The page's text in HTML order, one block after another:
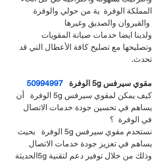
المملكة الوفرة  ية من حولي والوفرة
والقيروان والصديق وغيرها
ولدينا ايضا خدمات صيانة المقويات
وتصليحها مع تصليح كافة الأعطال التي قد
تحدث.
مقوي سيرفس 5g الوفرة
50994997
كيف يمكن لمقوي سيرفس 5g الوفرة   أن
يساهم في تحسين جودة خدمات الاتصال
في الوفرة  ؟
نستخدم مقوي سيرفس 5g الوفرة   بحيث
يساهم في تعزيز جودة خدمات الاتصال
وذلك من خلال توفير دعم لتقنية 5gالحديثة